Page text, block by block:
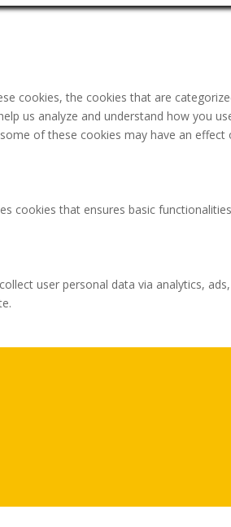
cookies, the cookies that are
us analyze and understand how you
of these cookies may have an effect
cookies that ensures basic
user personal data via analytics,